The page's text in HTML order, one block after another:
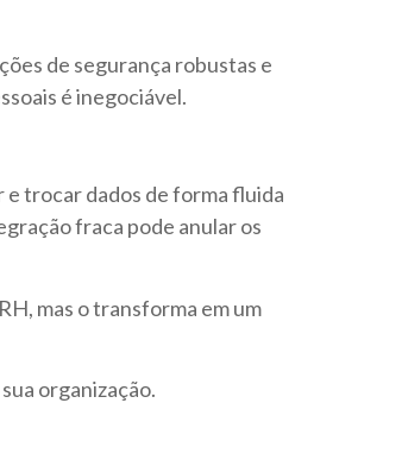
de segurança robustas e
é inegociável.
e trocar dados de forma fluida
fraca pode anular os
mas o transforma em um
organização.